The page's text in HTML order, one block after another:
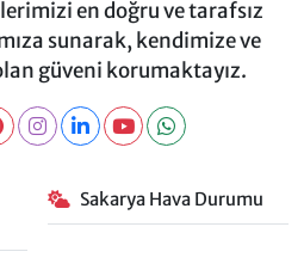
en doğru ve tarafsız
sunarak, kendimize ve
güveni korumaktayız.
Sakarya Hava Durumu